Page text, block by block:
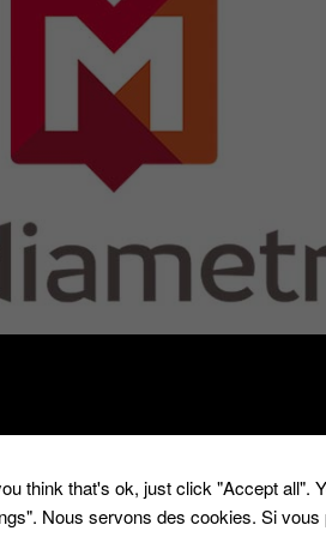
de la Télé, tous les patrons
publicitaires…et même nous,
la veille, et il n’y en a qu’un qui
think that's ok, just click "Accept all".
Nous servons des cookies. Si